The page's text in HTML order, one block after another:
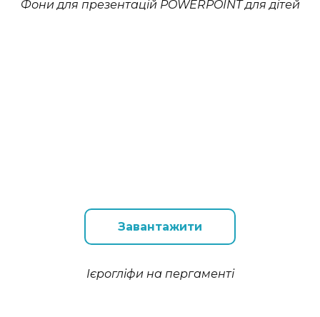
Фони для презентацій POWERPOINT для дітей
Завантажити
Ієрогліфи на пергаменті